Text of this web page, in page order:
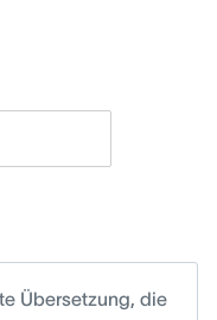
Übersetzung, die